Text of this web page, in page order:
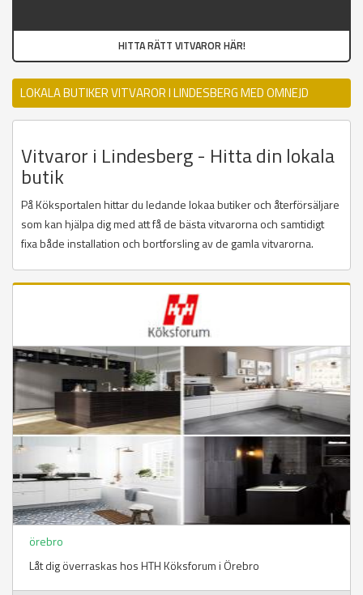
HITTA RÄTT VITVAROR HÄR!
LOKALA BUTIKER VITVAROR I LINDESBERG MED OMNEJD
Vitvaror i Lindesberg - Hitta din lokala
butik
På Köksportalen hittar du ledande lokaa butiker och återförsäljare
som kan hjälpa dig med att få de bästa vitvarorna och samtidigt
fixa både installation och bortforsling av de gamla vitvarorna.
örebro
Låt dig överraskas hos HTH Köksforum i Örebro